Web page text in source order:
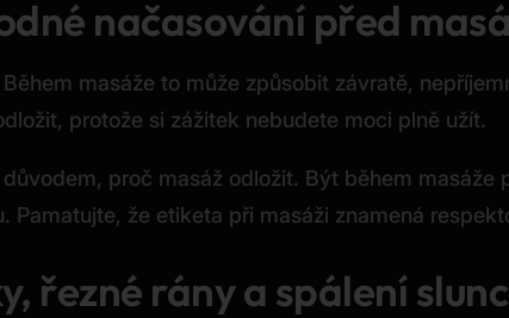
načasování před
masáže to může způsobit závratě,
protože si zážitek nebudete moci plně užít.
proč masáž odložit. Být během
Pamatujte, že etiketa při masáži znamená
řezné rány a spálení